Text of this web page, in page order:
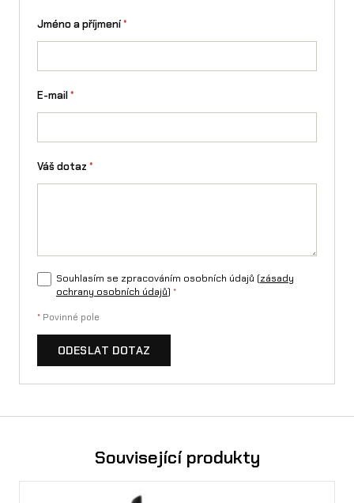
Jméno a příjmení*
E-mail*
Váš dotaz *
Souhlasím se zpracováním osobních údajů (zásady
ochrany osobních údajů) *
* Povinné pole
ODESLAT DOTAZ
Související produkty